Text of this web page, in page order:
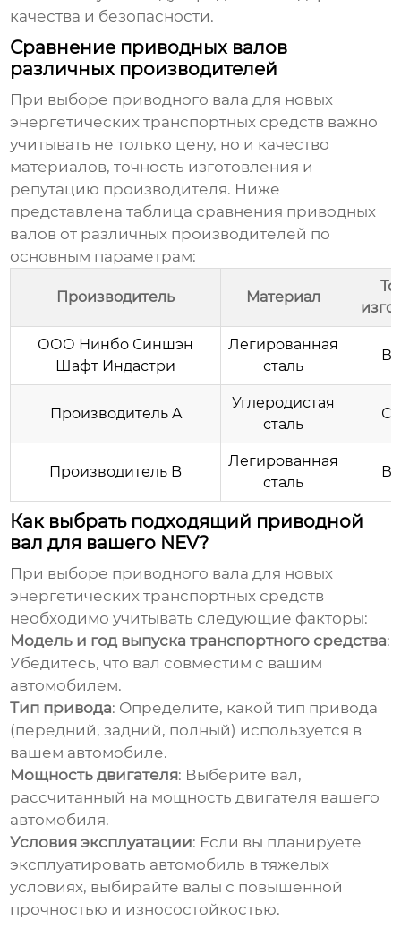
качества и безопасности.
Сравнение приводных валов
различных производителей
При выборе приводного вала для новых
энергетических транспортных средств важно
учитывать не только цену, но и качество
материалов, точность изготовления и
репутацию производителя. Ниже
представлена таблица сравнения приводных
валов от различных производителей по
основным параметрам:
Производитель Материал
ООО Нинбо Синшэн
Шафт Индастри
Легированная
сталь
Производитель A
Углеродистая
сталь
Производитель B
Легированная
сталь
Как выбрать подходящий приводной
вал для вашего NEV?
При выборе приводного вала для новых
энергетических транспортных средств
необходимо учитывать следующие факторы:
Модель и год выпуска транспортного средства:
Убедитесь, что вал совместим с вашим
автомобилем.
Тип привода: Определите, какой тип привода
(передний, задний, полный) используется в
вашем автомобиле.
Мощность двигателя: Выберите вал,
рассчитанный на мощность двигателя вашего
автомобиля.
Условия эксплуатации: Если вы планируете
эксплуатировать автомобиль в тяжелых
условиях, выбирайте валы с повышенной
прочностью и износостойкостью.